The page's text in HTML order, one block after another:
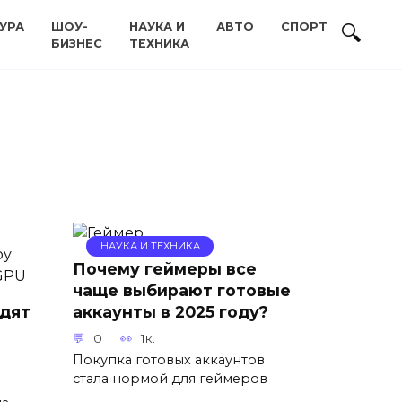
ШОУ-
БИЗНЕС
НАУКА И
ТЕХНИКА
АВТО СПОРТ
НАУКА И ТЕХНИКА
Почему геймеры все
чаще выбирают готовые
аккаунты в 2025 году?
0 1к.
Покупка готовых аккаунтов
стала нормой для геймеров